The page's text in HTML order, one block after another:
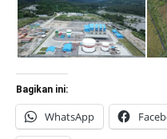
Bagikan ini:
WhatsApp